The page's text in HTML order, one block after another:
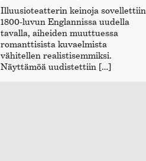
Illuusioteatterin keinoja sovellettiin
1800-luvun Englannissa uudella
tavalla, aiheiden muuttuessa
romanttisista kuvaelmista
vähitellen realistisemmiksi.
Näyttämöä uudistettiin […]